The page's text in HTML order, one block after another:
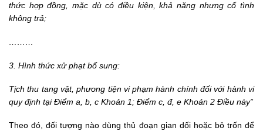
thức hợp đồng, mặc dù có điều kiện, khả năng nhưng cố tình
không trả;
………
3. Hình thức xử phạt bổ sung:
Tịch thu tang vật, phương tiện vi phạm hành chính đối với hành vi
quy định tại Điểm a, b, c Khoản 1; Điểm c, đ, e Khoản 2 Điều này”
Theo đó, đối tượng nào dùng thủ đoạn gian dối hoặc bỏ trốn để